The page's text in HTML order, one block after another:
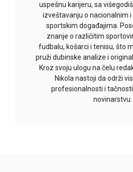
uspešnu karijeru, sa
izveštavanju o nacionalnim
sportskim događajima.
znanje o različitim
fudbalu, košarci i tenisu, što
pruži dubinske analize i
Kroz svoju ulogu na čelu
Nikola nastoji da održi
profesionalnosti i
novinarstvu.